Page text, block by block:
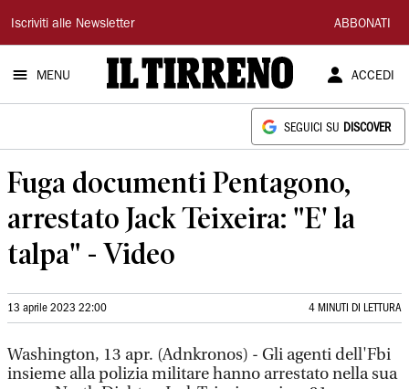
Il
Tirreno
Iscriviti alle Newsletter ABBONATI
MENU ACCEDI
SEGUICI SU DISCOVER
Fuga documenti Pentagono,
arrestato Jack Teixeira: "E' la
talpa" - Video
13 aprile 2023 22:00 4 MINUTI DI LETTURA
Washington, 13 apr. (Adnkronos) - Gli agenti dell'Fbi
insieme alla polizia militare hanno arrestato nella sua